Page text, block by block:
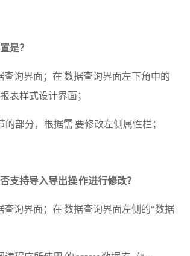
是？
查询界面；在 数据查询界面左下角中的
表样式设计界面；
的部分，根据需 要修改左侧属性栏；
支持导入导出操 作进行修改？
查询界面；在 数据查询界面左侧的“数据